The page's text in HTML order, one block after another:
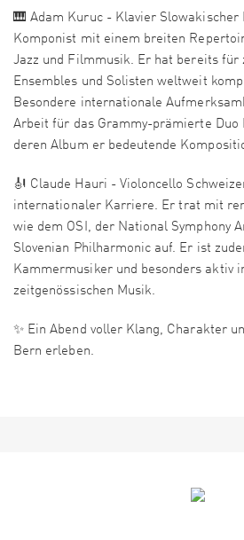
🎹 Adam Kuruc - Klavier Slowakischer
Komponist mit einem breiten
Jazz und Filmmusik. Er hat bereits für
Ensembles und Solisten weltweit
Besondere internationale
Arbeit für das Grammy-prämierte Duo
deren Album er bedeutende
🎻 Claude Hauri - Violoncello
internationaler Karriere. Er trat mit
wie dem OSI, der National Symphony
Slovenian Philharmonic auf. Er ist
Kammermusiker und besonders aktiv
zeitgenössischen Musik.
✨ Ein Abend voller Klang, Charakter
Bern erleben.